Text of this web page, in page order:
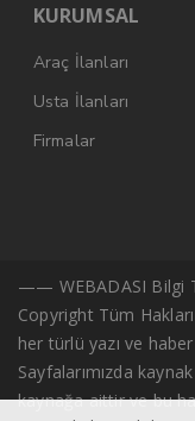
KURUMSAL
Araç İlanları
Usta İlanları
Firmalar
—— WEBADASI
Copyright Tüm
her türlü yazı ve
Sayfalarımızda
kaynağa aittir ve bu